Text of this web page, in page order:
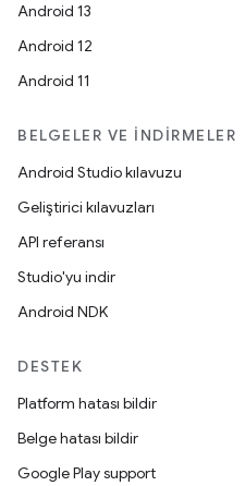
Android 13
Android 12
Android 11
BELGELER VE İNDIRMELER
Android Studio kılavuzu
Geliştirici kılavuzları
API referansı
Studio'yu indir
Android NDK
DESTEK
Platform hatası bildir
Belge hatası bildir
Google Play support